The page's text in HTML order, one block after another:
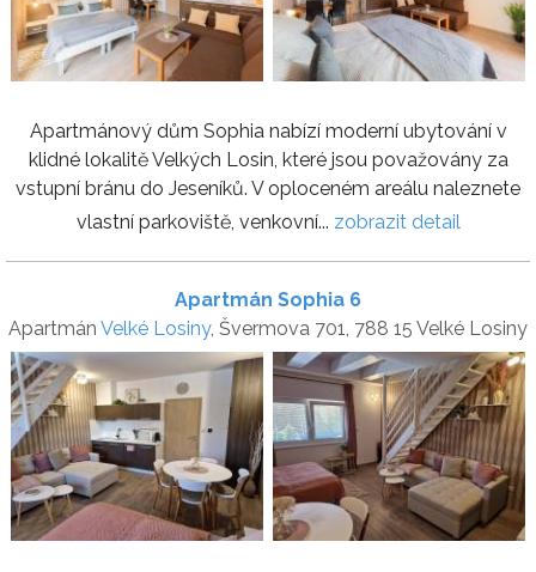
Apartmánový dům Sophia nabízí moderní ubytování v
klidné lokalitě Velkých Losin, které jsou považovány za
vstupní bránu do Jeseníků. V oploceném areálu naleznete
vlastní parkoviště, venkovní... zobrazit detail
Apartmán Sophia 6
Apartmán Velké Losiny, Švermova 701, 788 15 Velké Losiny